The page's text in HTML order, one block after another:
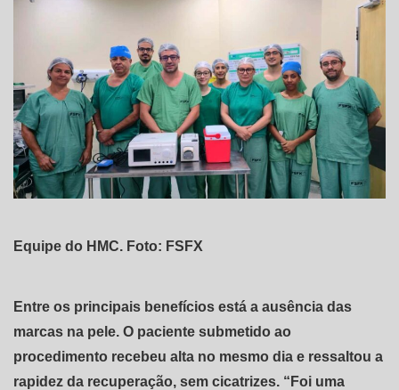
Equipe do HMC. Foto: FSFX
Entre os principais benefícios está a ausência das
marcas na pele. O paciente submetido ao
procedimento recebeu alta no mesmo dia e ressaltou a
rapidez da recuperação, sem cicatrizes. “Foi uma